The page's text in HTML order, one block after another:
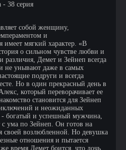
- 38 серия
собой женщину,
и
имеет мягкий характер. «В
о сильном чувстве любви и
различия, Демет и Зейнеп всегда
не унывают даже в самых
подруги и всегда
Но в один прекрасный день в
который переворачивает ее
становится для Зейнеп
и неожиданных
- богатый и успешный мужчина,
с ума по Зейнеп. Он готов на
своей возлюбленной. Но девушка
отношения и пытается
время Демет боится, что дочь